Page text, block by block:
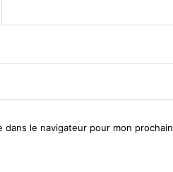
le navigateur pour mon prochain